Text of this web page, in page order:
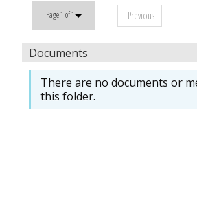
Page 1 of 1 Previous
Documents
There are no documents or
this folder.